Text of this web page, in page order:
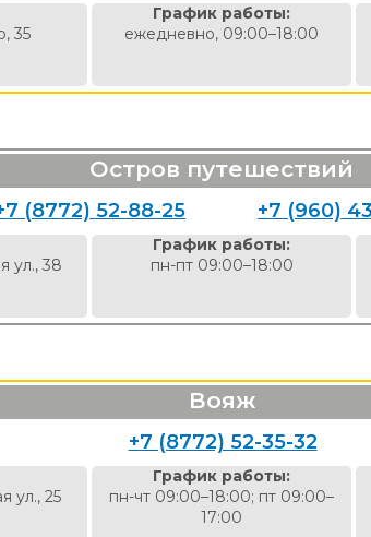
35
График работы:
ежедневно, 09:00–18:00
Остров путешествий
(8772) 52-88-25 +7 (960)
ул., 38
График работы:
пн-пт 09:00–18:00
Вояж
+7 (8772) 52-35-32
ул., 25
График работы:
пн-чт 09:00–18:00; пт 09:00–
17:00